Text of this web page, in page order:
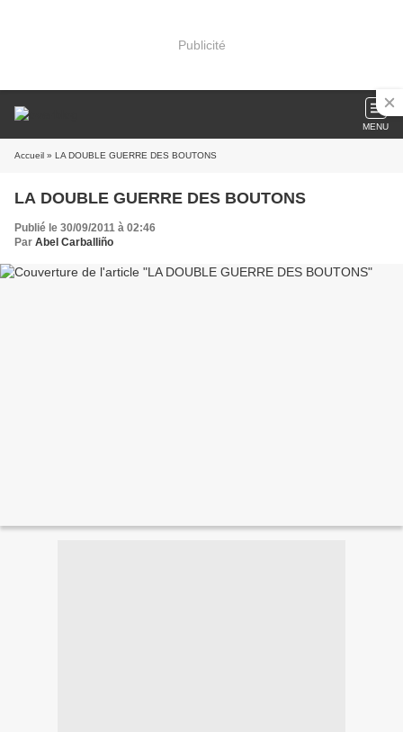
Publicité
MENU
Accueil » LA DOUBLE GUERRE DES BOUTONS
LA DOUBLE GUERRE DES BOUTONS
Publié le 30/09/2011 à 02:46
Par Abel Carballiño